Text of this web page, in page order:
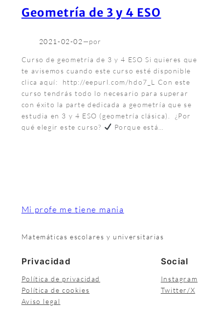
Geometría de 3 y 4 ESO
2021-02-02 —por
Curso de geometría de 3 y 4 ESO Si quieres que
te avisemos cuando este curso esté disponible
clica aquí: http://eepurl.com/hdo7_L Con este
curso tendrás todo lo necesario para superar
con éxito la parte dedicada a geometría que se
estudia en 3 y 4 ESO (geometría clásica). ¿Por
qué elegir este curso?
Porque está…
Mi profe me tiene mania
Matemáticas escolares y universitarias
Privacidad
Política de privacidad
Política de cookies
Aviso legal
Social
Instagram
Twitter/X